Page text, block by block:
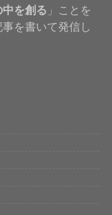
を創る 」ことを
を書いて発信し